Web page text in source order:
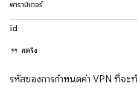
พารามิเตอร์
id
สตริง
รหัสของการกำหนดค่า VPN ที่จะ